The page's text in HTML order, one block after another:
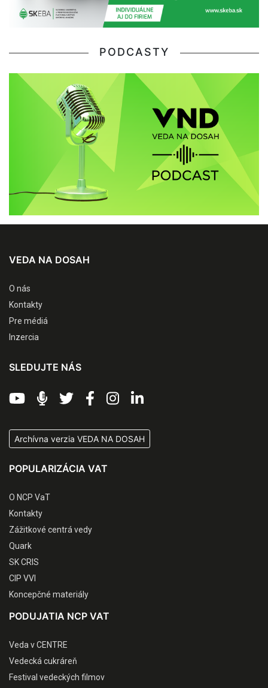
PODCASTY
VEDA NA DOSAH
O nás
Kontakty
Pre médiá
Inzercia
SLEDUJTE NÁS
Archívna verzia VEDA NA DOSAH
POPULARIZÁCIA VAT
O NCP VaT
Kontakty
Zážitkové centrá vedy
Quark
SK CRIS
CIP VVI
Koncepčné materiály
PODUJATIA NCP VAT
Veda v CENTRE
Vedecká cukráreň
Festival vedeckých filmov